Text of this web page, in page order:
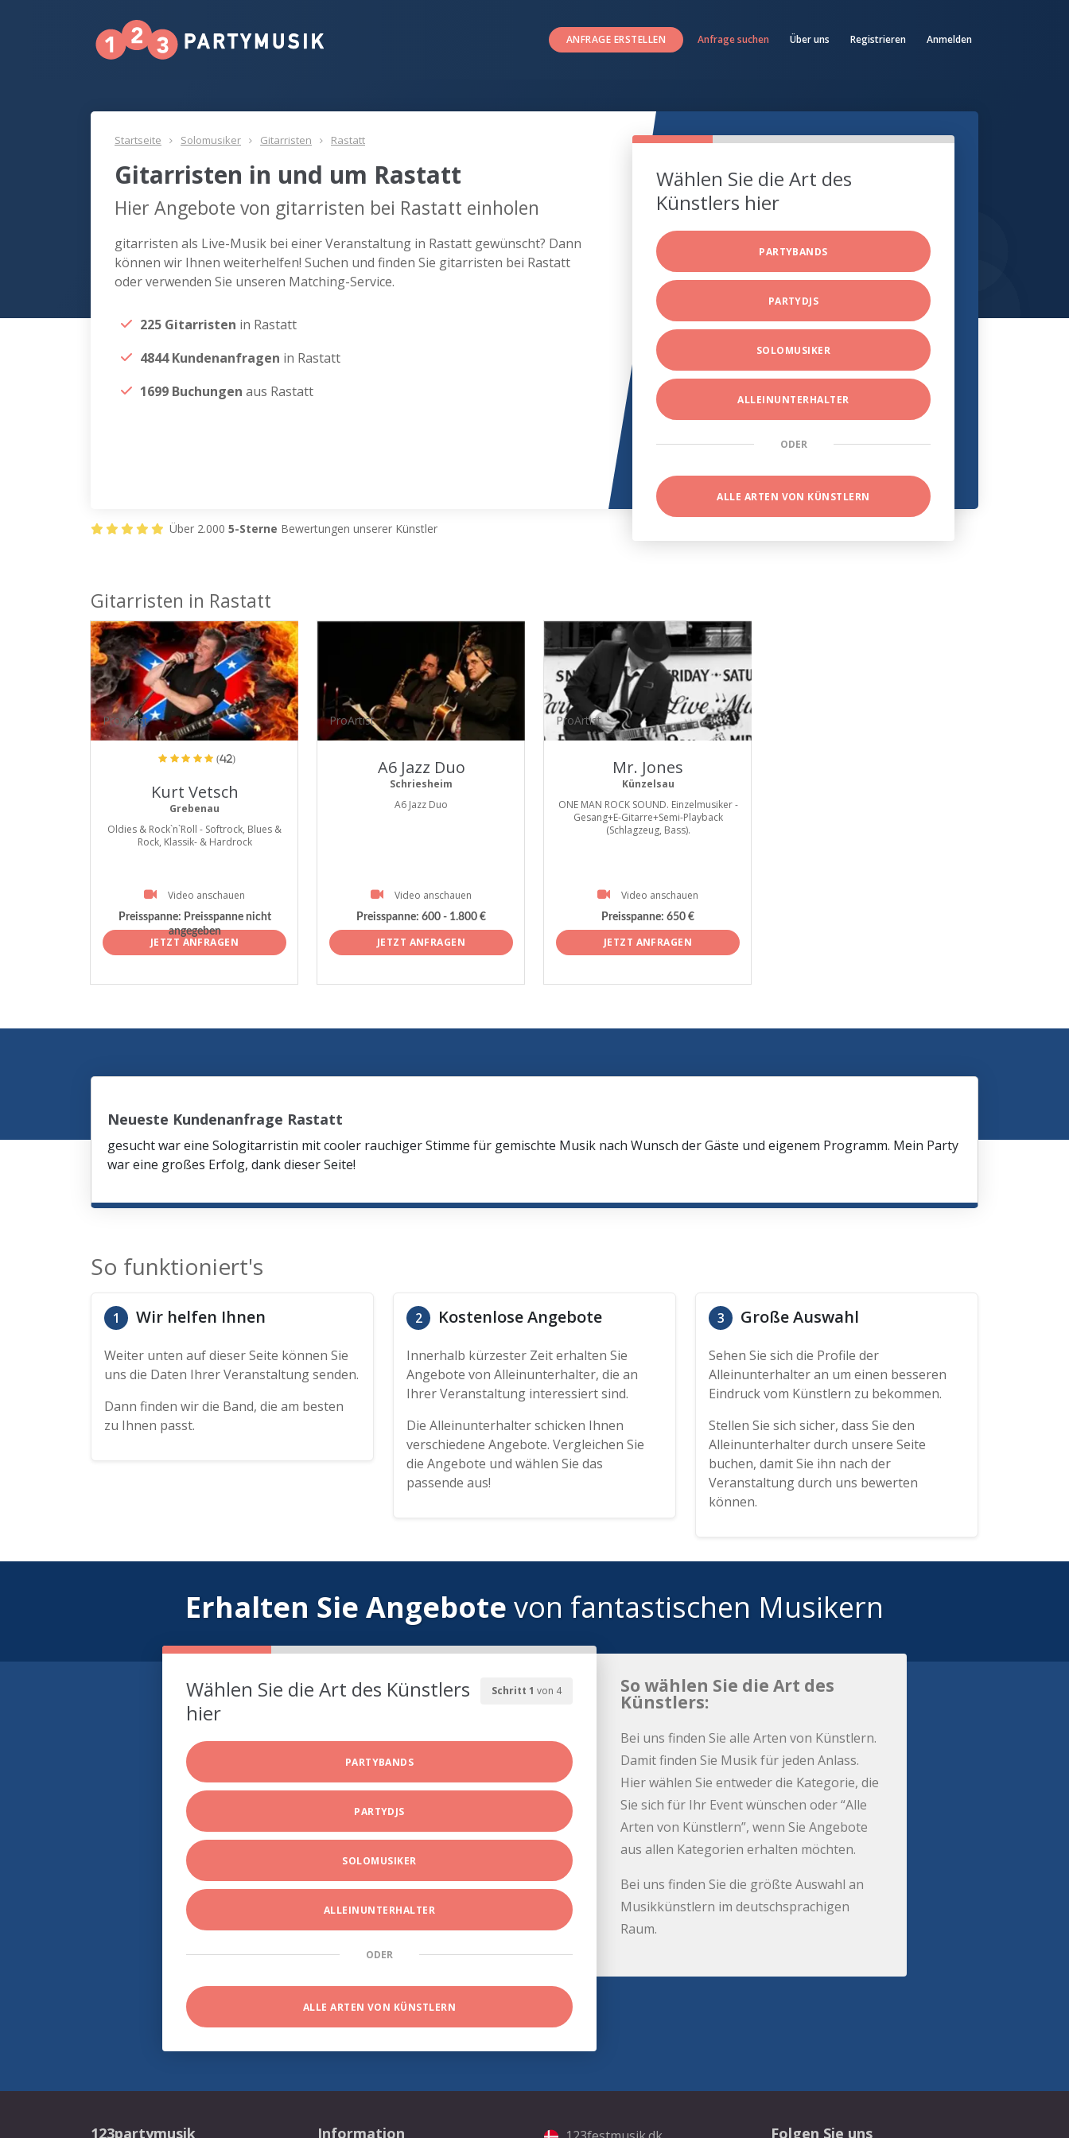
ANFRAGE ERSTELLEN Anfrage suchen Über uns Registrieren Anmelden
Startseite Solomusiker Gitarristen Rastatt
Gitarristen in und um Rastatt
Hier Angebote von gitarristen bei Rastatt einholen
gitarristen als Live-Musik bei einer Veranstaltung in Rastatt gewünscht? Dann
können wir Ihnen weiterhelfen! Suchen und finden Sie gitarristen bei Rastatt
oder verwenden Sie unseren Matching-Service.
225 Gitarristen in Rastatt
4844 Kundenanfragen in Rastatt
1699 Buchungen aus Rastatt
Wählen Sie die Art des
Künstlers hier
PARTYBANDS
PARTYDJS
SOLOMUSIKER
ALLEINUNTERHALTER
ODER
ALLE ARTEN VON KÜNSTLERN
Über 2.000 5-Sterne Bewertungen unserer Künstler
Gitarristen in Rastatt
ProArtist
(42)
Kurt Vetsch
Grebenau
Oldies & Rock`n`Roll - Softrock, Blues &
Rock, Klassik- & Hardrock
Video anschauen
Preisspanne: Preisspanne nicht
angegeben
JETZT ANFRAGEN
ProArtist
A6 Jazz Duo
Schriesheim
A6 Jazz Duo
Video anschauen
Preisspanne: 600 - 1.800 €
JETZT ANFRAGEN
ProArtist
Mr. Jones
Künzelsau
ONE MAN ROCK SOUND. Einzelmusiker -
Gesang+E-Gitarre+Semi-Playback
(Schlagzeug, Bass).
Video anschauen
Preisspanne: 650 €
JETZT ANFRAGEN
Neueste Kundenanfrage Rastatt
gesucht war eine Sologitarristin mit cooler rauchiger Stimme für gemischte Musik nach Wunsch der Gäste und eigenem Programm. Mein Party
war eine großes Erfolg, dank dieser Seite!
So funktioniert's
1 Wir helfen Ihnen
Weiter unten auf dieser Seite können Sie
uns die Daten Ihrer Veranstaltung senden.
Dann finden wir die Band, die am besten
zu Ihnen passt.
2 Kostenlose Angebote
Innerhalb kürzester Zeit erhalten Sie
Angebote von Alleinunterhalter, die an
Ihrer Veranstaltung interessiert sind.
Die Alleinunterhalter schicken Ihnen
verschiedene Angebote. Vergleichen Sie
die Angebote und wählen Sie das
passende aus!
3 Große Auswahl
Sehen Sie sich die Profile der
Alleinunterhalter an um einen besseren
Eindruck vom Künstlern zu bekommen.
Stellen Sie sich sicher, dass Sie den
Alleinunterhalter durch unsere Seite
buchen, damit Sie ihn nach der
Veranstaltung durch uns bewerten
können.
Erhalten Sie Angebote von fantastischen Musikern
Schritt 1 von 4
Wählen Sie die Art des Künstlers
hier
PARTYBANDS
PARTYDJS
SOLOMUSIKER
ALLEINUNTERHALTER
ODER
ALLE ARTEN VON KÜNSTLERN
So wählen Sie die Art des
Künstlers:
Bei uns finden Sie alle Arten von Künstlern.
Damit finden Sie Musik für jeden Anlass.
Hier wählen Sie entweder die Kategorie, die
Sie sich für Ihr Event wünschen oder “Alle
Arten von Künstlern”, wenn Sie Angebote
aus allen Kategorien erhalten möchten.
Bei uns finden Sie die größte Auswahl an
Musikkünstlern im deutschsprachigen
Raum.
123partymusik Information Folgen Sie uns